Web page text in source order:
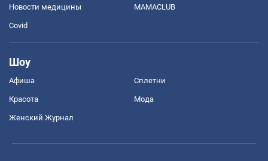
Новости медицины MAMACLUB
Covid
Шоу
Афиша Сплетни
Красота Мода
Женский Журнал